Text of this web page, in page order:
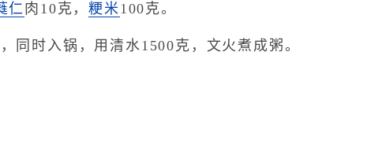
仁 肉10克，粳米100克。
时入锅，用清水1500克，文火煮成粥。